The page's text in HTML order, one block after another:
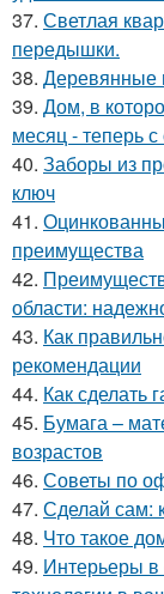
37. Светлая
передышки.
38. Деревянные
39. Дом, в
месяц - теперь
40. Заборы из
ключ
41.
преимущества
42.
области:
43. Как
рекомендации
44. Как сделать
45. Бумага –
возрастов
46. Советы по
47. Сделай сам:
48. Что такое
49. Интерьеры в